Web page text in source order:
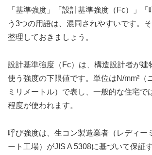
「基準強度」「設計基準強度（Fc）」「
う3つの用語は、混同されやすいです。
整理しておきましょう。
設計基準強度（Fc）は、構造設計者が建
使う強度の下限値です。単位はN/mm²（
ミリメートル）で表し、一般的な住宅で
程度が使われます。
呼び強度は、生コン製造業者（レディー
ート工場）がJIS A 5308に基づいて保証